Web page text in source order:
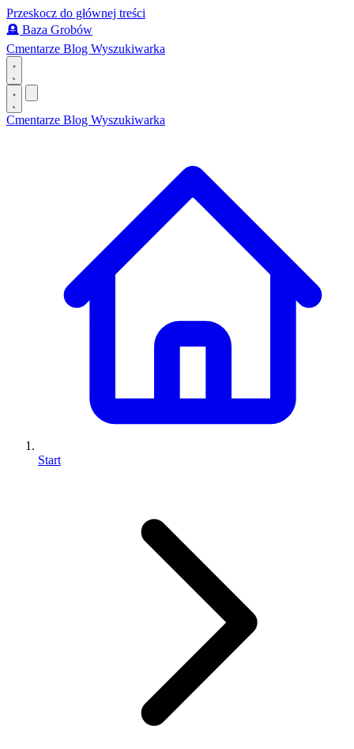
Przeskocz do głównej treści
🪦 Baza Grobów
Cmentarze Blog Wyszukiwarka
Cmentarze Blog Wyszukiwarka
Start